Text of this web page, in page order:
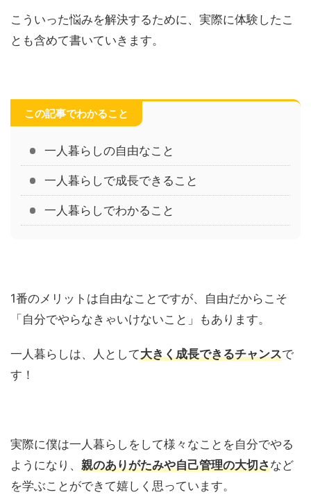
こういった悩みを解決するために、実際に体験したこ
とも含めて書いていきます。
この記事でわかること
一人暮らしの自由なこと
一人暮らしで成長できること
一人暮らしでわかること
1番のメリットは自由なことですが、自由だからこそ
「自分でやらなきゃいけないこと」もあります。
一人暮らしは、人として大きく成長できるチャンスで
す！
実際に僕は一人暮らしをして様々なことを自分でやる
ようになり、 親のありがたみや自己管理の大切さなど
を学ぶことができて嬉しく思っています。